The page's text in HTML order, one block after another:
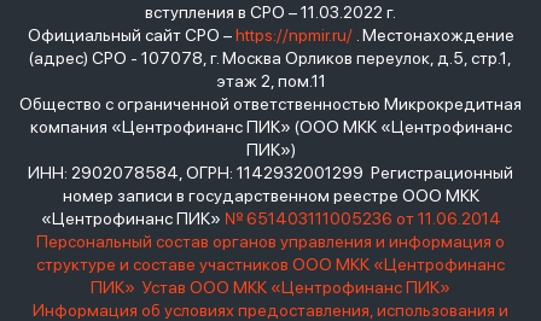
вступления в СРО – 11.03.2022 г.
Официальный сайт СРО –https://npmir.ru/. Местонахождение
(адрес) СРО - 107078, г. Москва Орликов переулок, д.5, стр.1,
этаж 2, пом.11
Общество с ограниченной ответственностью Микрокредитная
компания «Центрофинанс ПИК» (ООО МКК «Центрофинанс
ПИК»)
ИНН: 2902078584, ОГРН: 1142932001299 Регистрационный
номер записи в государственном реестре ООО МКК
«Центрофинанс ПИК» № 651403111005236 от 11.06.2014
Персональный состав органов управления и информация о
структуре и составе участников ООО МКК «Центрофинанс
ПИК» Устав ООО МКК «Центрофинанс ПИК»
Информация об условиях предоставления, использования и